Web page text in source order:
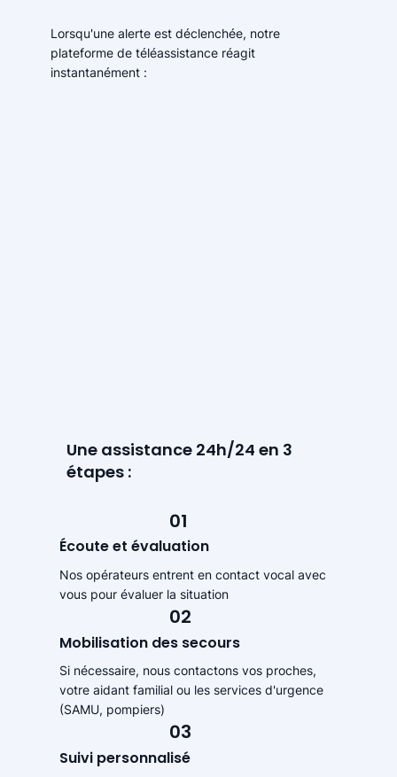
Lorsqu'une alerte est déclenchée, notre
plateforme de téléassistance réagit
instantanément :
Une assistance 24h/24 en 3
étapes :
01
Écoute et évaluation
Nos opérateurs entrent en contact vocal avec
vous pour évaluer la situation
02
Mobilisation des secours
Si nécessaire, nous contactons vos proches,
votre aidant familial ou les services d'urgence
(SAMU, pompiers)
03
Suivi personnalisé